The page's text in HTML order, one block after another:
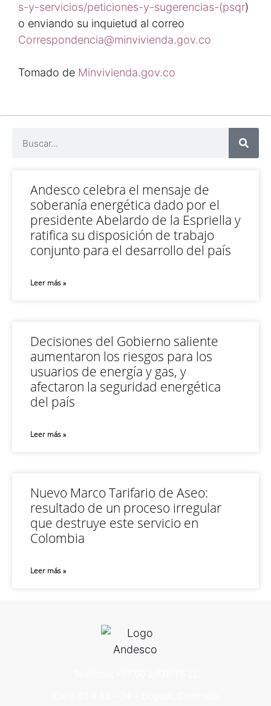
s-y-servicios/peticiones-y-sugerencias-(psqr)
o enviando su inquietud al correo
Correspondencia@minvivienda.gov.co
Tomado de Minvivienda.gov.co
Andesco celebra el mensaje de
soberanía energética dado por el
presidente Abelardo de la Espriella y
ratifica su disposición de trabajo
conjunto para el desarrollo del país
Leer más »
Decisiones del Gobierno saliente
aumentaron los riesgos para los
usuarios de energía y gas, y
afectaron la seguridad energética
del país
Leer más »
Nuevo Marco Tarifario de Aseo:
resultado de un proceso irregular
que destruye este servicio en
Colombia
Leer más »